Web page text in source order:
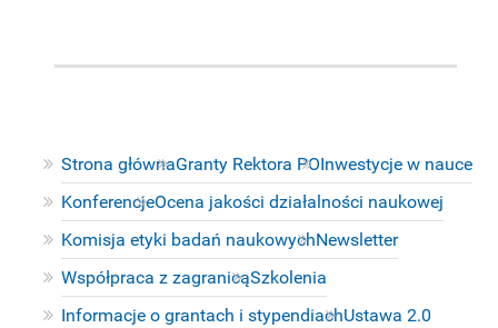
Strona głównaGranty Rektora POInwestycje w nauce
KonferencjeOcena jakości działalności naukowej
Komisja etyki badań naukowychNewsletter
Współpraca z zagranicąSzkolenia
Informacje o grantach i stypendiachUstawa 2.0